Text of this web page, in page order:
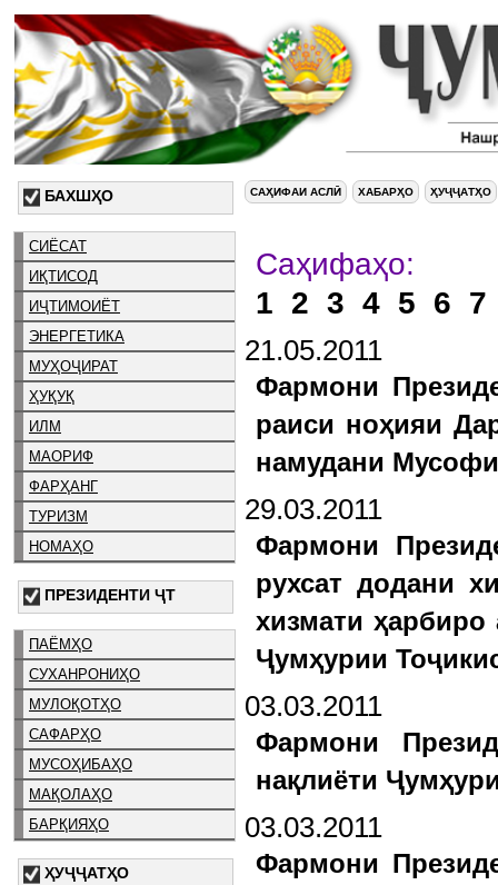
БАХШҲО
СИЁСАТ
ИҚТИСОД
ИҶТИМОИЁТ
ЭНЕРГЕТИКА
МУҲОҶИРАТ
ҲУҚУҚ
ИЛМ
МАОРИФ
ФАРҲАНГ
ТУРИЗМ
НОМАҲО
ПРЕЗИДЕНТИ ҶТ
ПАЁМҲО
СУХАНРОНИҲО
МУЛОҚОТҲО
САФАРҲО
МУСОҲИБАҲО
МАҚОЛАҲО
БАРҚИЯҲО
ҲУҶҶАТҲО
САҲИФАИ АСЛӢ ХАБАРҲО ҲУҶҶАТҲО
1 2 3 4 5 6 7
21.05.2011
Фармони
раиси ноҳияи
намудани
29.03.2011
Фармони
рухсат додани
хизмати
Ҷумҳурии
03.03.2011
Фармони
нақлиёти
03.03.2011
Фармони